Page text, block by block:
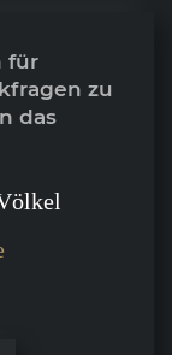
für
zu
das